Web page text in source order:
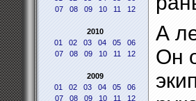
07
08 09 10 11 12
2010
01
02 03 04 05
06
07
08 09 10 11 12
2009
01
02 03 04 05
06
07
08 09 10 11 12
А
Он